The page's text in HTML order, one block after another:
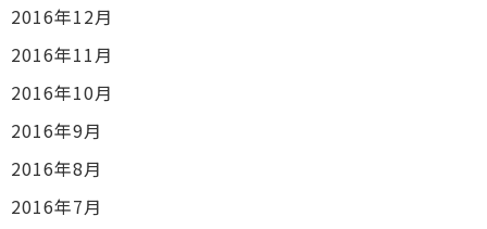
2016年12月
2016年11月
2016年10月
2016年9月
2016年8月
2016年7月